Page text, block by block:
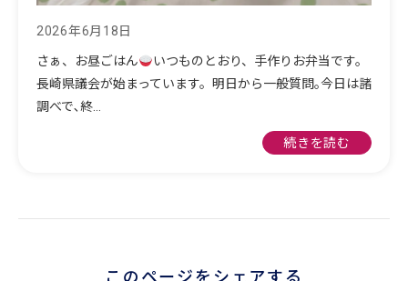
2026年6月18日
さぁ、お昼ごはん
いつものとおり、手作りお弁当です。
長崎県議会が始まっています。明日から一般質問｡今日は諸
調べで､終…
続きを読む